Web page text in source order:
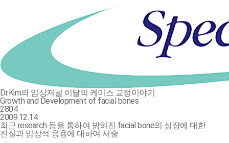
Dr.Kim의 임상저널 이달의 케이스 교정이야기
Growth and Development of facial bones
2804
2009.12.14
최근 research 등을 통하여 밝혀진 facial bone의 성장에 대한
진실과 임상적 응용에 대하여 서술.